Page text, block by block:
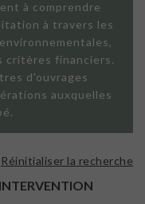
à comprendre
à travers les
critères financiers.
d'ouvrages
auxquelles
Réinitialiser la recherche
ISOLATION
INTÉRIEURE